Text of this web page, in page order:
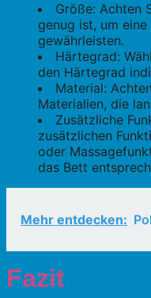
Größe: Achten
genug ist, um
gewährleisten.
Härtegrad:
den Härtegrad
Material:
Materialien, die
Zusätzliche
zusätzlichen
oder
das Bett
Mehr entdecken:
Fazit